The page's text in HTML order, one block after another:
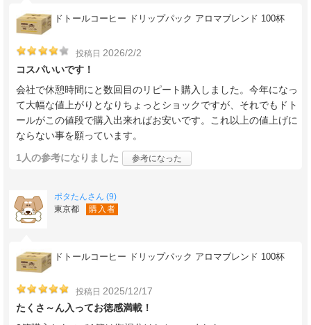
ドトールコーヒー ドリップパック アロマブレンド 100杯
投稿日 2026/2/2
コスパいいです！
会社で休憩時間にと数回目のリピート購入しました。今年になっ
て大幅な値上がりとなりちょっとショックですが、それでもドト
ールがこの値段で購入出来ればお安いです。これ以上の値上げに
ならない事を願っています。
1人の参考になりました 参考になった
ポタたんさん (9)
東京都
購入者
ドトールコーヒー ドリップパック アロマブレンド 100杯
投稿日 2025/12/17
たくさ～ん入ってお徳感満載！